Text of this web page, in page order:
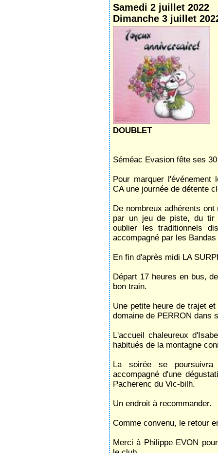
Samedi 2 juillet 2022
Dimanche 3 juillet
DOUBLET
‌Séméac Evasion fête ses
Pour marquer l'événement
CA une journée de détente
De nombreux adhérents
par un jeu de piste, du tir
oublier les traditionnels
accompagné par les
En fin d'après midi LA
Départ 17 heures en bus,
bon train.
Une petite heure de trajet
domaine de PERRON dans
L'accueil chaleureux
habitués de la montagne
La soirée se
accompagné d'une
Pacherenc du Vic-bilh.
Un endroit à recommander.
Comme convenu, le retour
Merci à Philippe EVON